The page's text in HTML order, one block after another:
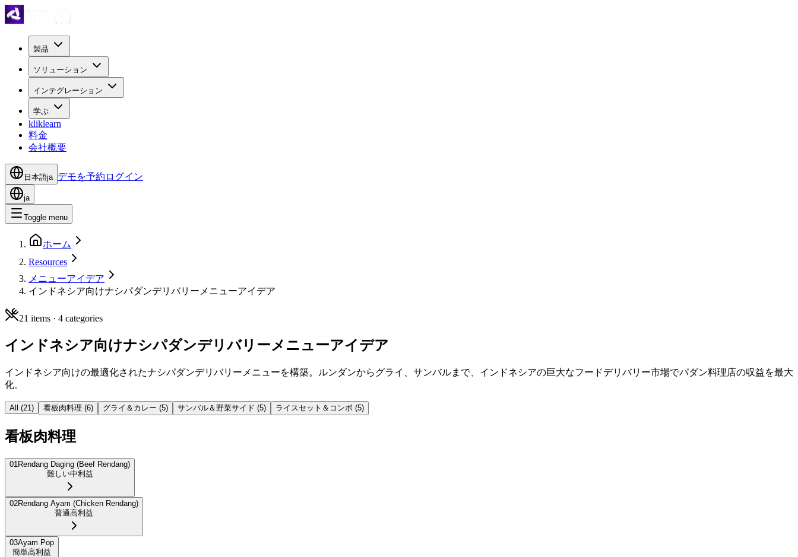
製品
ソリューション
インテグレーション
学ぶ
kliklearn
料金
会社概要
日本語ja デモを予約 ログイン
ja
Toggle menu
ホーム
Resources
メニューアイデア
インドネシア向けナシパダンデリバリーメニューアイデア
21 items · 4 categories
インドネシア向けナシパダンデリバリーメニューアイデア
インドネシア向けの最適化されたナシパダンデリバリーメニューを構築。ルンダンからグライ、サンバルまで、インドネシアの巨大なフードデリバリー市場でパダン料理店の収益を最大
化。
All (21 ) 看板肉料理 (6) グライ＆カレー (5) サンバル＆野菜サイド (5) ライスセット＆コンボ (5)
看板肉料理
01 Rendang Daging (Beef Rendang)
難しい中利益
02Rendang Ayam (Chicken Rendang)
普通高利益
03Ayam Pop
簡単高利益